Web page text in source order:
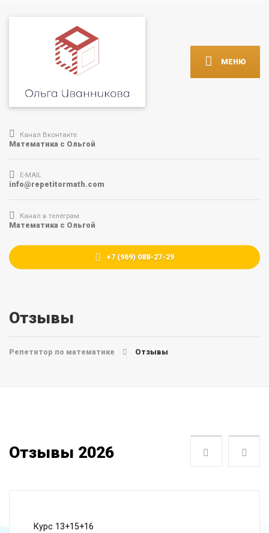
МЕНЮ
Канал Вконтакте
Математика с Ольгой
E-MAIL
info@repetitormath.com
Канал в телеграм
Математика с Ольгой
+7 (969) 088-27-29
Отзывы
Репетитор по математике Отзывы
Отзывы 2026 Следующая
Курс 13+15+16